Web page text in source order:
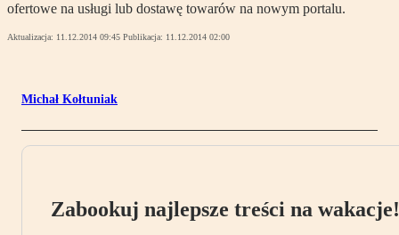
ofertowe na usługi lub dostawę towarów na nowym portalu.
Aktualizacja: 11.12.2014 09:45 Publikacja: 11.12.2014 02:00
Michał Kołtuniak
Zabookuj najlepsze treści na wakacje!